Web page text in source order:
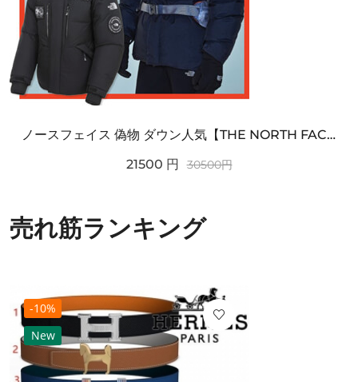
ノースフェイス 偽物 ダウン人気【THE NORTH FACE】M'S 7 SUMMIT HIM...
21500 円 30500円
売れ筋ランキング
-10%
New